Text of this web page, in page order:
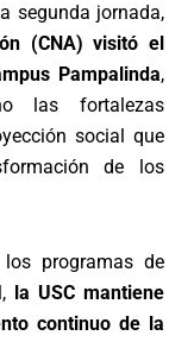
segunda jornada,
(CNA) visitó el
Pampalinda,
las fortalezas
social que
de los
programas de
la USC mantiene
continuo de la